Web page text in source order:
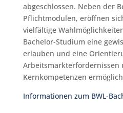
abgeschlossen. Neben der
Pflichtmodulen, eröffnen
vielfältige
Bachelor-Studium eine
erlauben und eine
Arbeitsmarkterfordernissen
Kernkompetenzen
Informationen zum BWL-